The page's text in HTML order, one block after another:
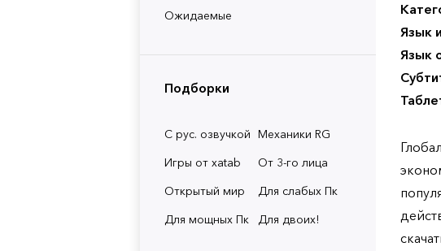
Ожидаемые
Подборки
С рус. озвучкой Механики RG
Игры от xatab
От 3-го лица
Открытый мир
Для слабых Пк
Для мощных Пк
Для двоих!
Язык
Язык